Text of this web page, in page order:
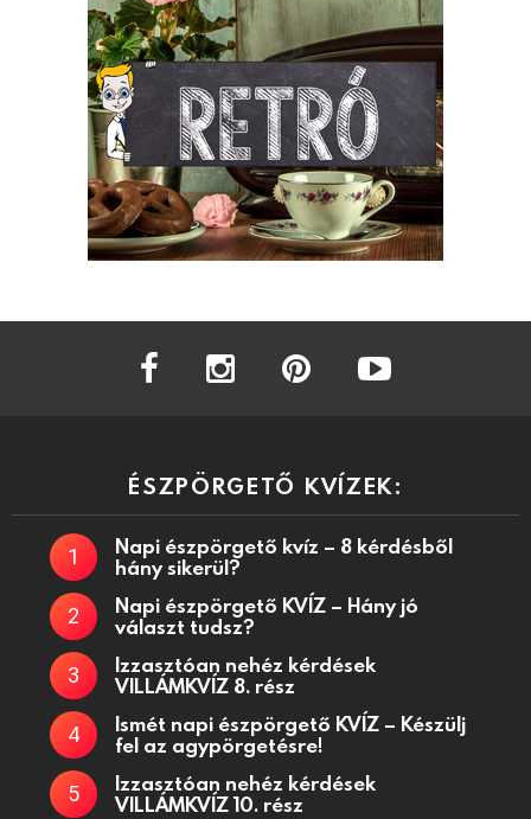
facebook instagram
ÉSZPÖRGETŐ KVÍZEK:
Napi észpörgető kvíz – 8 kérdésből
hány sikerül?
Napi észpörgető KVÍZ – Hány jó
választ tudsz?
Izzasztóan nehéz kérdések
VILLÁMKVÍZ 8. rész
Ismét napi észpörgető KVÍZ – Készülj
fel az agypörgetésre!
Izzasztóan nehéz kérdések
VILLÁMKVÍZ 10. rész